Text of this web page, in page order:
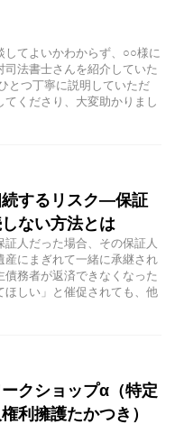
してよいかわからず、○○様に
法書士さんを紹介していた
とつ丁寧に説明していただ
てくださり、大変助かりまし
するリスク―保証
ない方法とは
人だった場合、その保証人
産にまぎれて一緒に承継され
債務者が返済できなくなった
ほしい」と催促されても、他
クショップα（特定
利擁護たかつき）